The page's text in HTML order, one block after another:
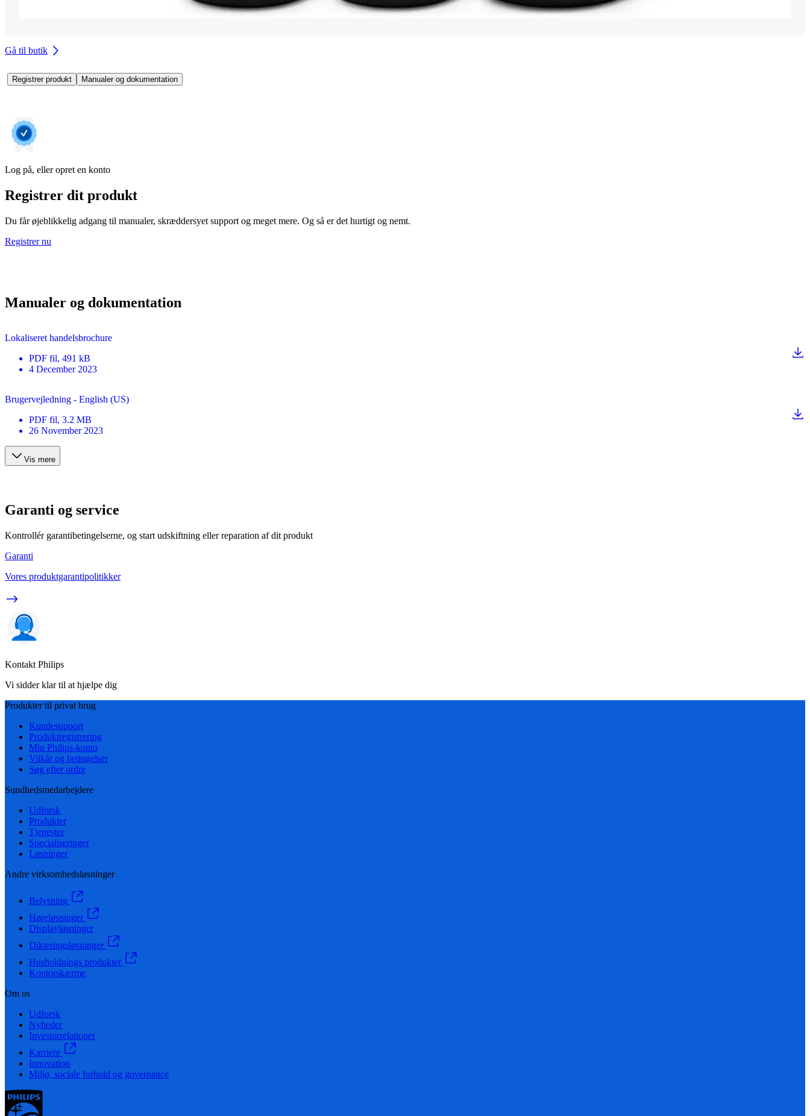
Gå til butik
Registrer produkt Manualer og dokumentation
Log på, eller opret en konto
Registrer dit produkt
Du får øjeblikkelig adgang til manualer, skræddersyet support og meget mere. Og så er det hurtigt og nemt.
Registrer nu
Manualer og dokumentation
Lokaliseret handelsbrochure
PDF fil, 491 kB
4 December 2023
Brugervejledning - English (US)
PDF fil, 3.2 MB
26 November 2023
Vis mere
Garanti og service
Kontrollér garantibetingelserne, og start udskiftning eller reparation af dit produkt
Garanti
Vores produktgarantipolitikker
Kontakt Philips
Vi sidder klar til at hjælpe dig
Produkter til privat brug
Kundesupport
Produktregistrering
Min Philips-konto
Vilkår og betingelser
Søg efter ordre
Sundhedsmedarbejdere
Udforsk
Produkter
Tjenester
Specialiseringer
Løsninger
Andre virksomhedsløsninger
Belysning
Høreløsninger
Displayløsninger
Dikteringsløsninger
Husholdnings produkter
Kontorskærme
Om os
Udforsk
Nyheder
Investorrelationer
Karriere
Innovation
Miljø, sociale forhold og governance